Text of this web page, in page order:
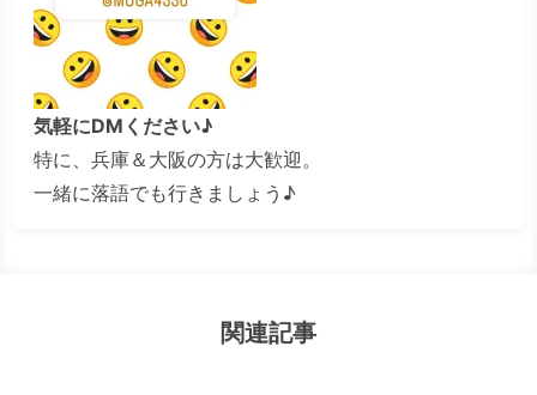
気軽にDMください♪
特に、兵庫＆大阪の方は大歓迎。
一緒に落語でも行きましょう♪
関連記事